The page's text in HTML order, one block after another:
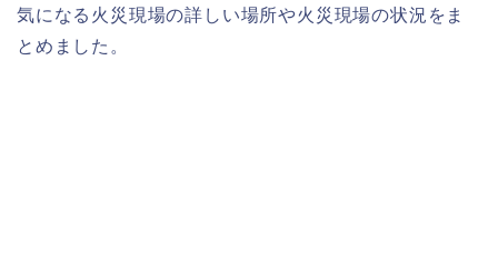
気になる火災現場の詳しい場所や火災現場の状況をま
とめました。